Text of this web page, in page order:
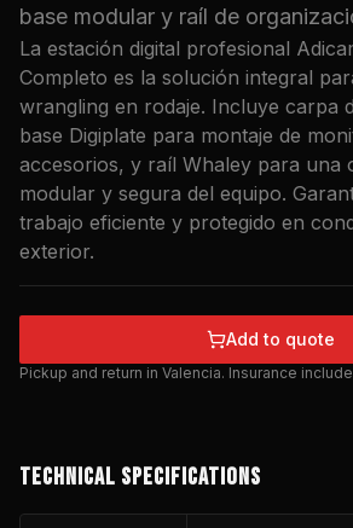
base modular y raíl de
La estación digital profesional
Completo es la solución integral
wrangling en rodaje. Incluye carpa
base Digiplate para montaje de
accesorios, y raíl Whaley para una
modular y segura del equipo.
trabajo eficiente y protegido en
exterior.
Add to quote
Pickup and return in Valencia. Insurance
TECHNICAL SPECIFICATIONS